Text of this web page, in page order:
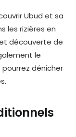
Ubud et sa
les rizières en
découverte de
le
pourrez dénicher